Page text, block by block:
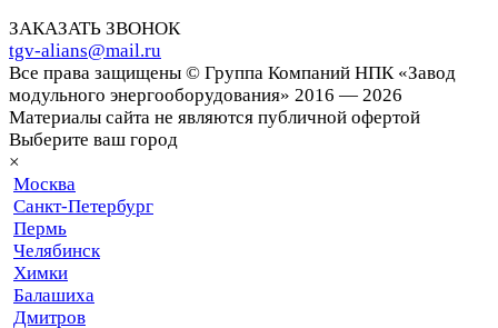
ЗАКАЗАТЬ ЗВОНОК
tgv-alians@mail.ru
Все права защищены © Группа Компаний НПК «Завод
модульного энергооборудования» 2016 — 2026
Материалы сайта не являются публичной офертой
Выберите ваш город
×
Москва
Санкт-Петербург
Пермь
Челябинск
Химки
Балашиха
Дмитров